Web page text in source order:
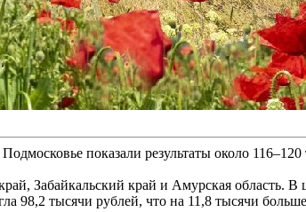
показали результаты около 116–120
Забайкальский край и Амурская область. В
98,2 тысячи рублей, что на 11,8 тысячи